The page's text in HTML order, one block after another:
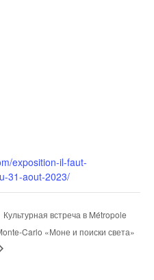
exposition-il-faut-
31-aout-2023/
Культурная встреча в Métropole
Carlo «Моне и поиски света»